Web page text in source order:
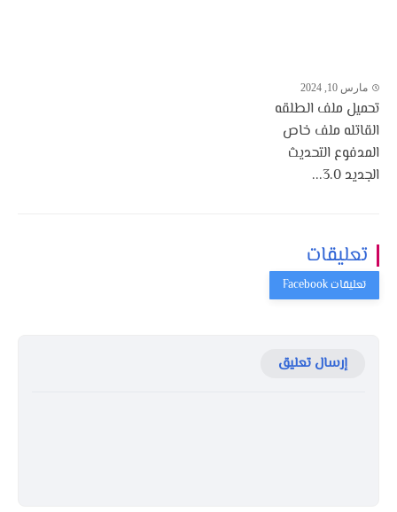
مارس 10, 2024
تحميل ملف الطلقه
القاتله ملف خاص
المدفوع التحديث
الجديد 3.0...
تعليقات
إرسال تعليق